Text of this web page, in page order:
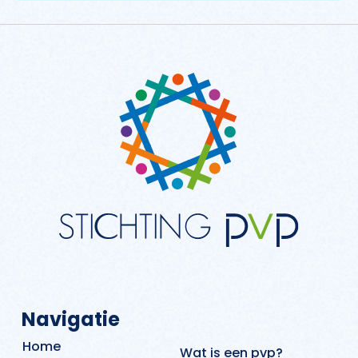
Navigatie
Home Wat is een pvp?